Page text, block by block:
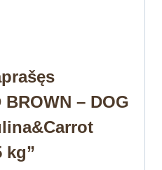
BROWN – DOG
kg”